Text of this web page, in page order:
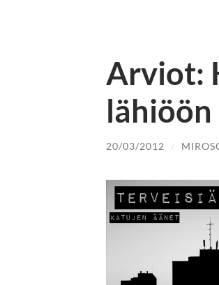
Arviot:
lähiöön
20/03/2012 /